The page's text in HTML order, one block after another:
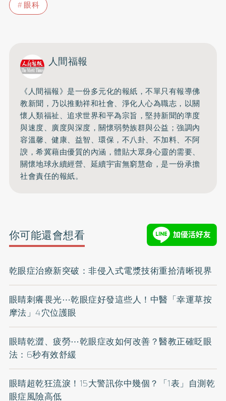
眼科
人間福報
《人間福報》是一份多元化的報紙，不單只有報導佛
教新聞，乃以推動祥和社會、淨化人心為職志，以關
懷人類福祉、追求世界和平為宗旨，堅持新聞的準度
與速度、廣度與深度，關懷弱勢族群與公益；強調內
容溫馨、健康、益智、環保，不八卦、不加料、不阿
諛，希冀藉由優質的內涵，體貼大眾身心靈的需要、
關懷地球永續經營、延續宇宙無窮慧命，是一份承擔
社會責任的報紙。
你可能還會想看
乾眼症治療新突破：非侵入式電漿技術重拾清晰視界
眼睛刺癢畏光⋯乾眼症好發這些人！中醫「幸運草按
摩法」4穴位護眼
眼睛乾澀、疲勞⋯乾眼症改如何改善？醫教正確眨眼
法：6秒有效舒緩
眼睛超乾狂流淚！15大警訊你中幾個？「1表」自測乾
眼症風險高低